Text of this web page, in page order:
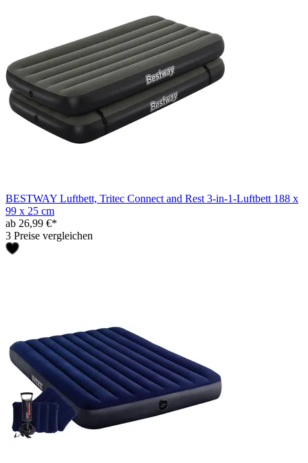
BESTWAY Luftbett, Tritec Connect and Rest 3-in-1-Luftbett 188 x
99 x 25 cm
ab 26,99 €*
3 Preise vergleichen